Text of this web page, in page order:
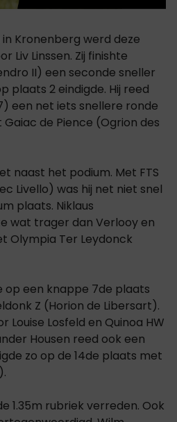
in Kronenberg werd deze
Liv Linssen. Zij finishte
II) een seconde sneller
plaats 2 eindigde. Hij reed
een net iets snellere ronde
de Pience (Ogrion des
naast het podium. Met FTS
Livello) was hij net niet snel
plaats. Niklaus
wat trager dan Verlooy en
Olympia Ter Leydonck
op een knappe 7de plaats
Z (Horion de Libersart).
Louise Losfeld en Quinoa HW
Housen reed ook een
zo op de 14de plaats met
1.35m rubriek verreden. Ook